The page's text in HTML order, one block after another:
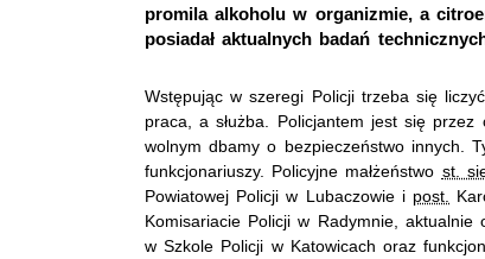
promila alkoholu w organizmie, a
posiadał aktualnych badań
Wstępując w szeregi Policji trzeba się
praca, a służba. Policjantem jest się przez
wolnym dbamy o bezpieczeństwo innych.
funkcjonariuszy. Policyjne małżeństwo st.
Powiatowej Policji w Lubaczowie i post.
Komisariacie Policji w Radymnie, aktualnie
w Szkole Policji w Katowicach oraz